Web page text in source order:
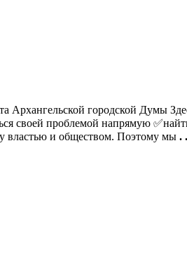
городской Думы
своей проблемой напрямую
властью и обществом. Поэтому мы .